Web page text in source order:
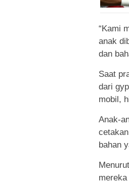
“Kami
anak
dan
Saat
dari
mobil,
Anak-
bahan